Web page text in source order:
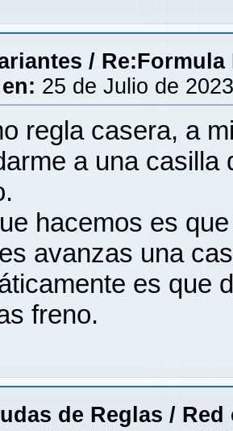
/ Re:Formula
en: 25 de Julio de
regla casera, a
a una
hacemos es
avanzas una
es que
freno.
de Reglas / Red